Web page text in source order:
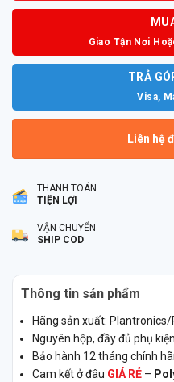
Giao Tận Nơi
TRẢ
Visa,
Liên hệ
THANH TOÁN
TIỆN LỢI
VẬN CHUYỂN
SHIP COD
Thông tin sản phẩm
Hãng sản xuất: Plantronics/
Nguyên hộp, đầy đủ phụ
Bảo hành 12 tháng chính
Cam kết ở đâu GIÁ RẺ –